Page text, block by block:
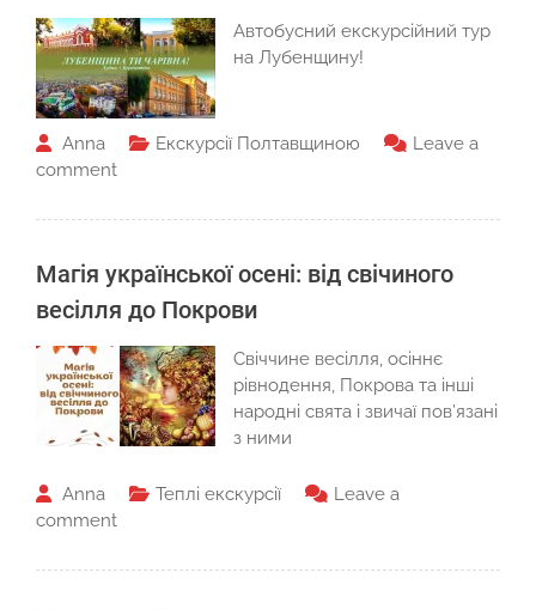
Автобусний екскурсійний тур
на Лубенщину!
Anna Екскурсії Полтавщиною
Leave a
comment
Магія української осені: від свічиного
весілля до Покрови
Свіччине весілля, осіннє
рівнодення, Покрова та інші
народні свята і звичаї пов’язані
з ними
Anna Теплі екскурсії
Leave a
comment